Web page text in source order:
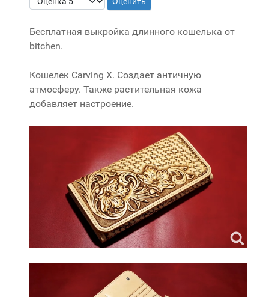
Бесплатная выкройка длинного кошелька от
bitchen.
Кошелек Carving X. Создает античную
атмосферу. Также растительная кожа
добавляет настроение.